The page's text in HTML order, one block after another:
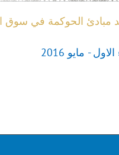
مبادئ الحوكمة في سوق